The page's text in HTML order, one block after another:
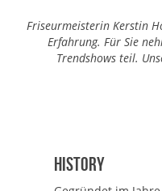
Friseurmeisterin Kerstin
Erfahrung. Für Sie
Trendshows teil.
History